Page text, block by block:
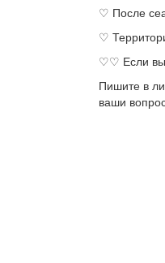
♡ После
♡
♡♡ Если вы
Пишите в
ваши